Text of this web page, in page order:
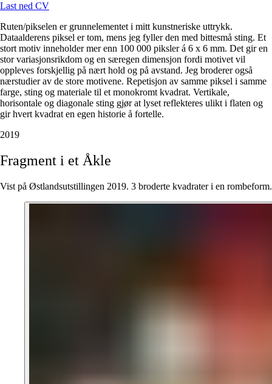
Last ned CV
Ruten/pikselen er grunnelementet i mitt kunstneriske uttrykk.
Dataalderens piksel er tom, mens jeg fyller den med bittesmå sting. Et
stort motiv inneholder mer enn 100 000 piksler á 6 x 6 mm. Det gir en
stor variasjonsrikdom og en særegen dimensjon fordi motivet vil
oppleves forskjellig på nært hold og på avstand. Jeg broderer også
nærstudier av de store motivene. Repetisjon av samme piksel i samme
farge, sting og materiale til et monokromt kvadrat. Vertikale,
horisontale og diagonale sting gjør at lyset reflekteres ulikt i flaten og
gir hvert kvadrat en egen historie å fortelle.
2019
Fragment i et Åkle
Vist på Østlandsutstillingen 2019. 3 broderte kvadrater i en rombeform.